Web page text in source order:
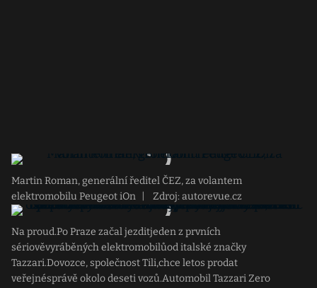
Martin Roman, generální ředitel ČEZ, za volantem
elektromobilu Peugeot iOn
Zdroj: autorevue.cz
Na proud.Po Praze začal jezditjeden z prvních
sériověvyráběných elektromobilůod italské značky
Tazzari.Dovozce, společnost Tili,chce letos prodat
veřejnésprávě okolo deseti vozů.Automobil Tazzari Zero